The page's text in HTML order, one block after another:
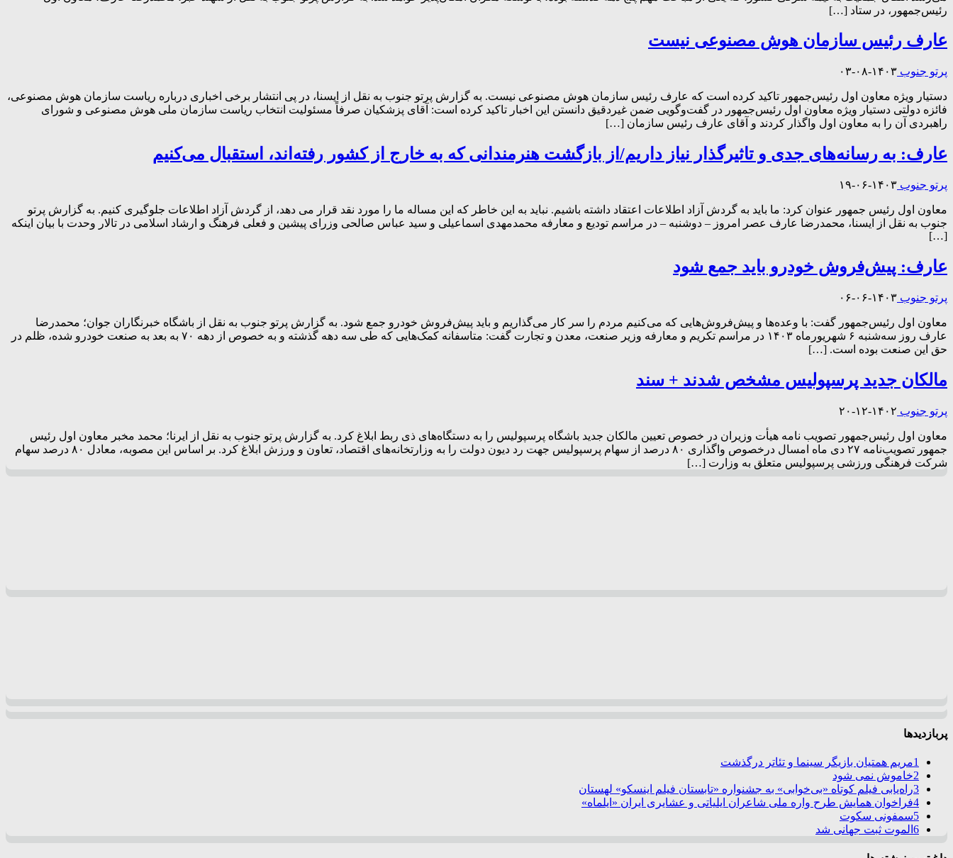
رئیس‌جمهور، در ستاد […]
عارف رئیس سازمان هوش مصنوعی نیست
پرتو جنوب ۱۴۰۳-۰۸-۰۳
دستیار ویژه معاون اول رئیس‌جمهور تاکید کرده است که عارف رئیس سازمان هوش مصنوعی نیست. به گزارش پرتو جنوب به نقل از ایسنا، در پی انتشار برخی اخباری درباره ریاست سازمان هوش مصنوعی،
فائزه دولتی دستیار ویژه معاون اول رئیس‌جمهور در گفت‌وگویی ضمن غیردقیق دانستن این اخبار تاکید کرده است: آقای پزشکیان صرفاً مسئولیت انتخاب ریاست سازمان ملی هوش مصنوعی و شورای
راهبردی آن را به معاون اول واگذار کردند و آقای عارف رئیس سازمان […]
عارف: به رسانه‌های جدی و تاثیرگذار نیاز داریم/از بازگشت هنرمندانی که به خارج از کشور رفته‌اند، استقبال می‌کنیم
پرتو جنوب ۱۴۰۳-۰۶-۱۹
معاون اول رئیس جمهور عنوان کرد: ما باید به گردش آزاد اطلاعات اعتقاد داشته باشیم. نباید به این خاطر که این مساله ما را مورد نقد قرار می دهد، از گردش آزاد اطلاعات جلوگیری کنیم. به گزارش پرتو
جنوب به نقل از ایسنا، محمدرضا عارف عصر امروز – دوشنبه – در مراسم تودیع و معارفه محمدمهدی اسماعیلی و سید عباس صالحی وزرای پیشین و فعلی فرهنگ و ارشاد اسلامی در تالار وحدت با بیان اینکه
[…]
عارف: پیش‌فروش خودرو باید جمع شود
پرتو جنوب ۱۴۰۳-۰۶-۰۶
معاون اول رئیس‌جمهور گفت: با وعده‌ها و پیش‌فروش‌هایی که می‌کنیم مردم را سر کار می‌گذاریم و باید پیش‌فروش خودرو جمع شود. به گزارش پرتو جنوب به نقل از باشگاه خبرنگاران جوان؛ محمدرضا
عارف روز سه‌شنبه ۶ شهریورماه ۱۴۰۳ در مراسم تکریم و معارفه وزیر صنعت، معدن و تجارت گفت: متاسفانه کمک‌هایی که طی سه دهه گذشته و به خصوص از دهه ۷۰ به بعد به صنعت خودرو شده، ظلم در
حق این صنعت بوده است. […]
مالکان جدید پرسپولیس مشخص شدند + سند
پرتو جنوب ۱۴۰۲-۱۲-۲۰
معاون اول رئیس‌جمهور تصویب نامه هیأت وزیران در خصوص تعیین مالکان جدید باشگاه پرسپولیس را به دستگاه‌های ذی ربط ابلاغ کرد. به گزارش پرتو جنوب به نقل از ایرنا؛ محمد مخبر معاون اول رئیس
جمهور تصویب‌نامه ۲۷ دی ماه امسال درخصوص واگذاری ۸۰ درصد از سهام پرسپولیس جهت رد دیون دولت را به وزارتخانه‌های اقتصاد، تعاون و ورزش ابلاغ کرد. بر اساس این مصوبه، معادل ۸۰ درصد سهام
شرکت فرهنگی ورزشی پرسپولیس متعلق به وزارت […]
پربازدیدها
1مریم همتیان بازیگر سینما و تئاتر درگذشت
2خاموش نمی شود
3راه‌یابی فیلم کوتاه «بی‌خوابی» به جشنواره «تابستان فیلم اینسکو» لهستان
4فراخوان همایش طرح واره ملی شاعران ایلیاتی و عشایری ایران «ایلماه»
5سمفونی سکوت
6 الموت ثبت جهانی شد